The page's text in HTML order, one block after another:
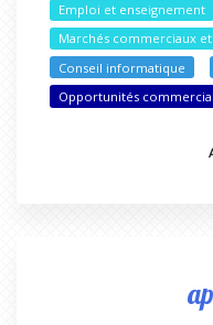
Emploi et enseignement
Marchés commerciaux
Conseil informatique
Opportunités